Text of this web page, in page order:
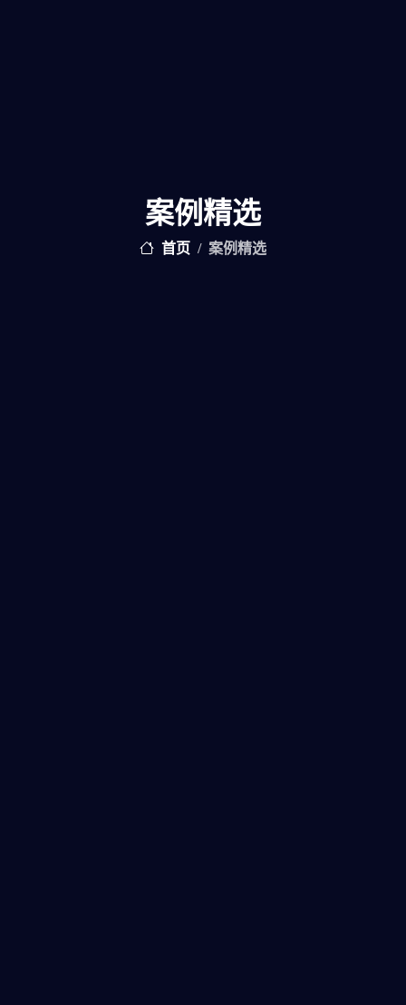
案例精选
首页 案例精选